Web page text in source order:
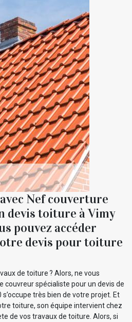
Nef couverture
devis toiture à Vimy
pouvez accéder
devis pour toiture
de toiture ? Alors, ne vous
couvreur spécialiste pour un devis de
très bien de votre projet. Et
toiture, son équipe intervient chez
de vos travaux de toiture. Alors, si